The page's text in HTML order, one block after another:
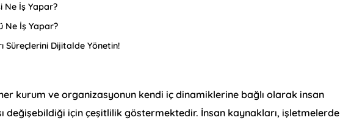
Ne İş Yapar?
Ne İş Yapar?
Süreçlerini Dijitalde Yönetin!
kurum ve organizasyonun kendi iç dinamiklerine bağlı olarak insan
değişebildiği için çeşitlilik göstermektedir. İnsan kaynakları,